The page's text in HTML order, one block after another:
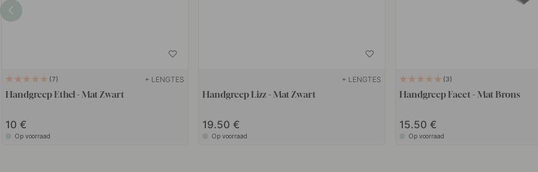
7 + LENGTES
Handgreep Ethel - Mat Zwart
10
Op voorraad
+ LENGTES
Handgreep Lizz - Mat Zwart
19.50
Op voorraad
3
Handgreep Facet - Mat Brons
15.50
Op voorraad